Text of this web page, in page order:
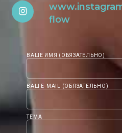
flow
ВАШЕ ИМЯ (ОБЯЗАТЕЛЬНО)
ВАШ E-MAIL (ОБЯЗАТЕЛЬНО)
ТЕМА